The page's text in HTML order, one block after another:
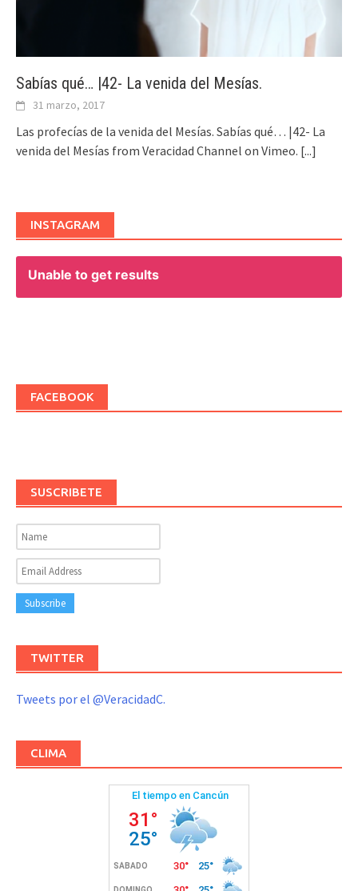
Sabías qué… |42- La venida del Mesías.
31 marzo, 2017
Las profecías de la venida del Mesías. Sabías qué… |42- La
venida del Mesías from Veracidad Channel on Vimeo. [...]
INSTAGRAM
Unable to get results
FACEBOOK
SUSCRIBETE
TWITTER
Tweets por el @VeracidadC.
CLIMA